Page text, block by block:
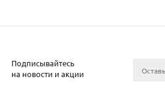
Подписывайтесь
на новости и акции